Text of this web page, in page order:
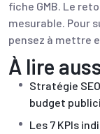
fiche GMB. Le
mesurable. Pour
pensez à mettre
À lire
Stratégie
budget
Les 7 KPIs